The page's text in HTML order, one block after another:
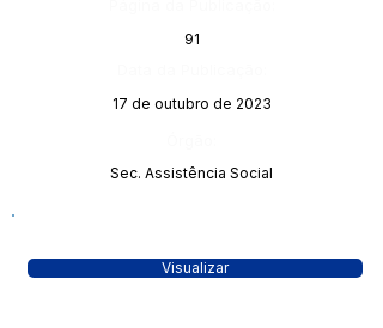
91
17 de outubro de 2023
Sec. Assistência Social
Visualizar